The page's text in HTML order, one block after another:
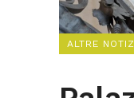
ALTRE